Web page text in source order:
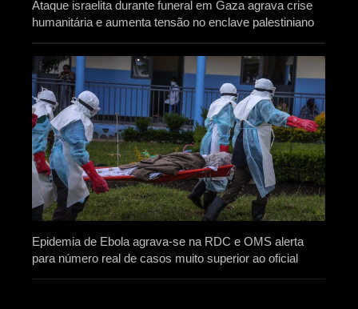
Ataque israelita durante funeral em Gaza agrava crise
humanitária e aumenta tensão no enclave palestiniano
Epidemia de Ebola agrava-se na RDC e OMS alerta
para número real de casos muito superior ao oficial